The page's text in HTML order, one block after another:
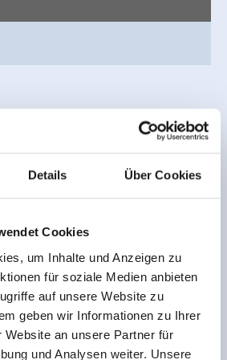
Details Über Cookies
Cookies
um Inhalte und Anzeigen zu
für soziale Medien anbieten
auf unsere Website zu
geben wir Informationen zu Ihrer
Website an unsere Partner für
und Analysen weiter. Unsere